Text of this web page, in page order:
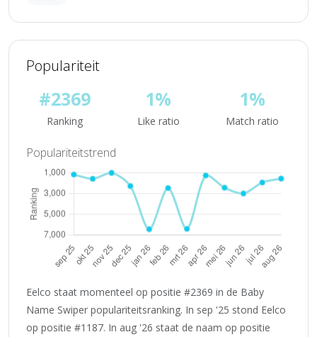
Populariteit
#2369
Ranking
1%
Like ratio
1%
Match ratio
Populariteitstrend
Eelco staat momenteel op positie #2369 in de Baby
Name Swiper populariteitsranking. In sep '25 stond Eelco
op positie #1187. In aug '26 staat de naam op positie